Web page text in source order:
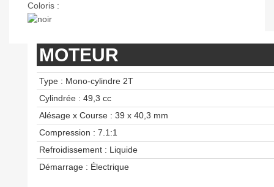
Coloris :
MOTEUR
Type : Mono-cylindre 2T
Cylindrée : 49,3 cc
Alésage x Course : 39 x 40,3 mm
Compression : 7.1:1
Refroidissement : Liquide
Démarrage : Électrique